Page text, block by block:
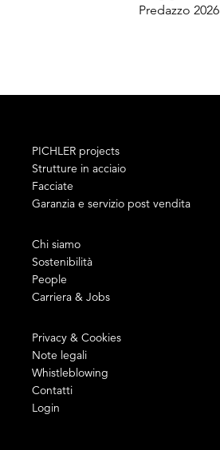
Predazzo 2026
PICHLER projects
Strutture in acciaio
Facciate
Garanzia e servizio post vendita
Chi siamo
Sostenibilità
People
Carriera & Jobs
Privacy & Cookies
Note legali
Whistleblowing
Contatti
Login